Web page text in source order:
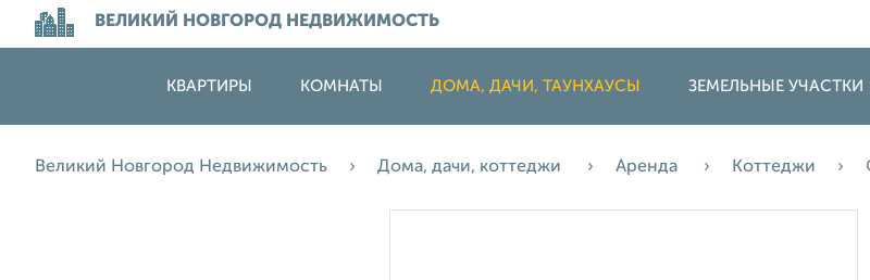
ВЕЛИКИЙ НОВГОРОД НЕДВИЖИМОСТЬ
КВАРТИРЫ КОМНАТЫ ДОМА, ДАЧИ, ТАУНХАУСЫ ЗЕМЕЛЬНЫЕ УЧАСТКИ
Великий Новгород Недвижимость Дома, дачи, коттеджи Аренда Коттеджи